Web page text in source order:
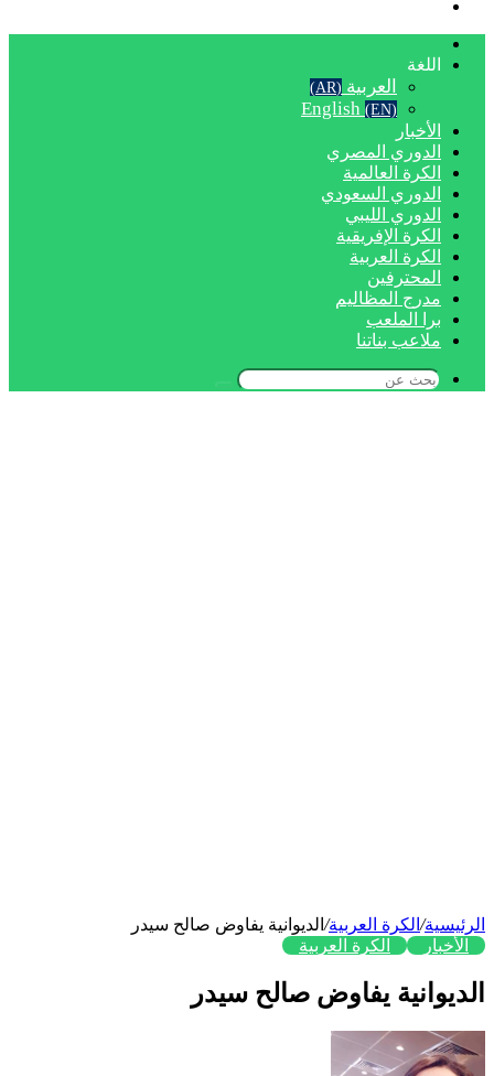
اللغة
العربية (AR)
English (EN)
الأخبار
الدوري المصري
الكرة العالمية
الدوري السعودي
الدوري الليبي
الكرة الإفريقية
الكرة العربية
المحترفين
مدرج المظاليم
برا الملعب
ملاعب بناتنا
بحث
الرئيسية/ الكرة العربية/ الديوانية يفاوض صالح سيدر
الأخبار
الكرة العربية
الديوانية يفاوض صالح سيدر